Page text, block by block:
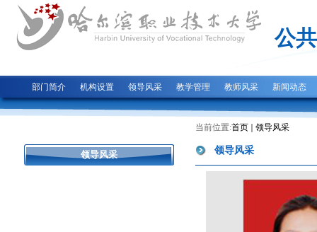
公
部门简介 机构设置 领导风采 教学管理 教师风采 新闻动态
领导风采
当前位置:首页 领导风采
领导风采